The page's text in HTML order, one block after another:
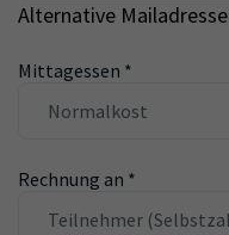
Alternative Mailadresse
Mittagessen *
Rechnung an *